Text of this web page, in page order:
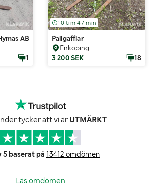
AB SMS fäste Extra brett stativ
1
10 tim 47 min
Pallgafflar
Enköping
3 200 SEK
18
tycker att vi är UTMÄRKT
5 baserat på 13412 omdömen
Läs omdömen